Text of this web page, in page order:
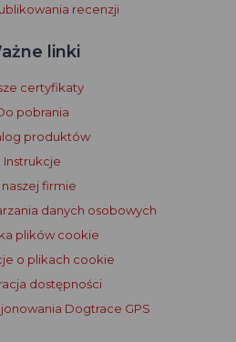
recenzji
linki
certyfikaty
pobrania
produktów
Instrukcje
naszej firmie
danych osobowych
plików cookie
o plikach cookie
dostępności
Dogtrace GPS